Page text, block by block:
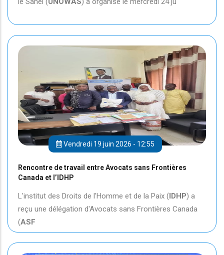
Vendredi 19 juin 2026 - 12:55
Rencontre de travail entre Avocats sans Frontières
Canada et l’IDHP
L'institut des Droits de l'Homme et de la Paix (IDHP) a
reçu une délégation d'Avocats sans Frontières Canada
(ASF